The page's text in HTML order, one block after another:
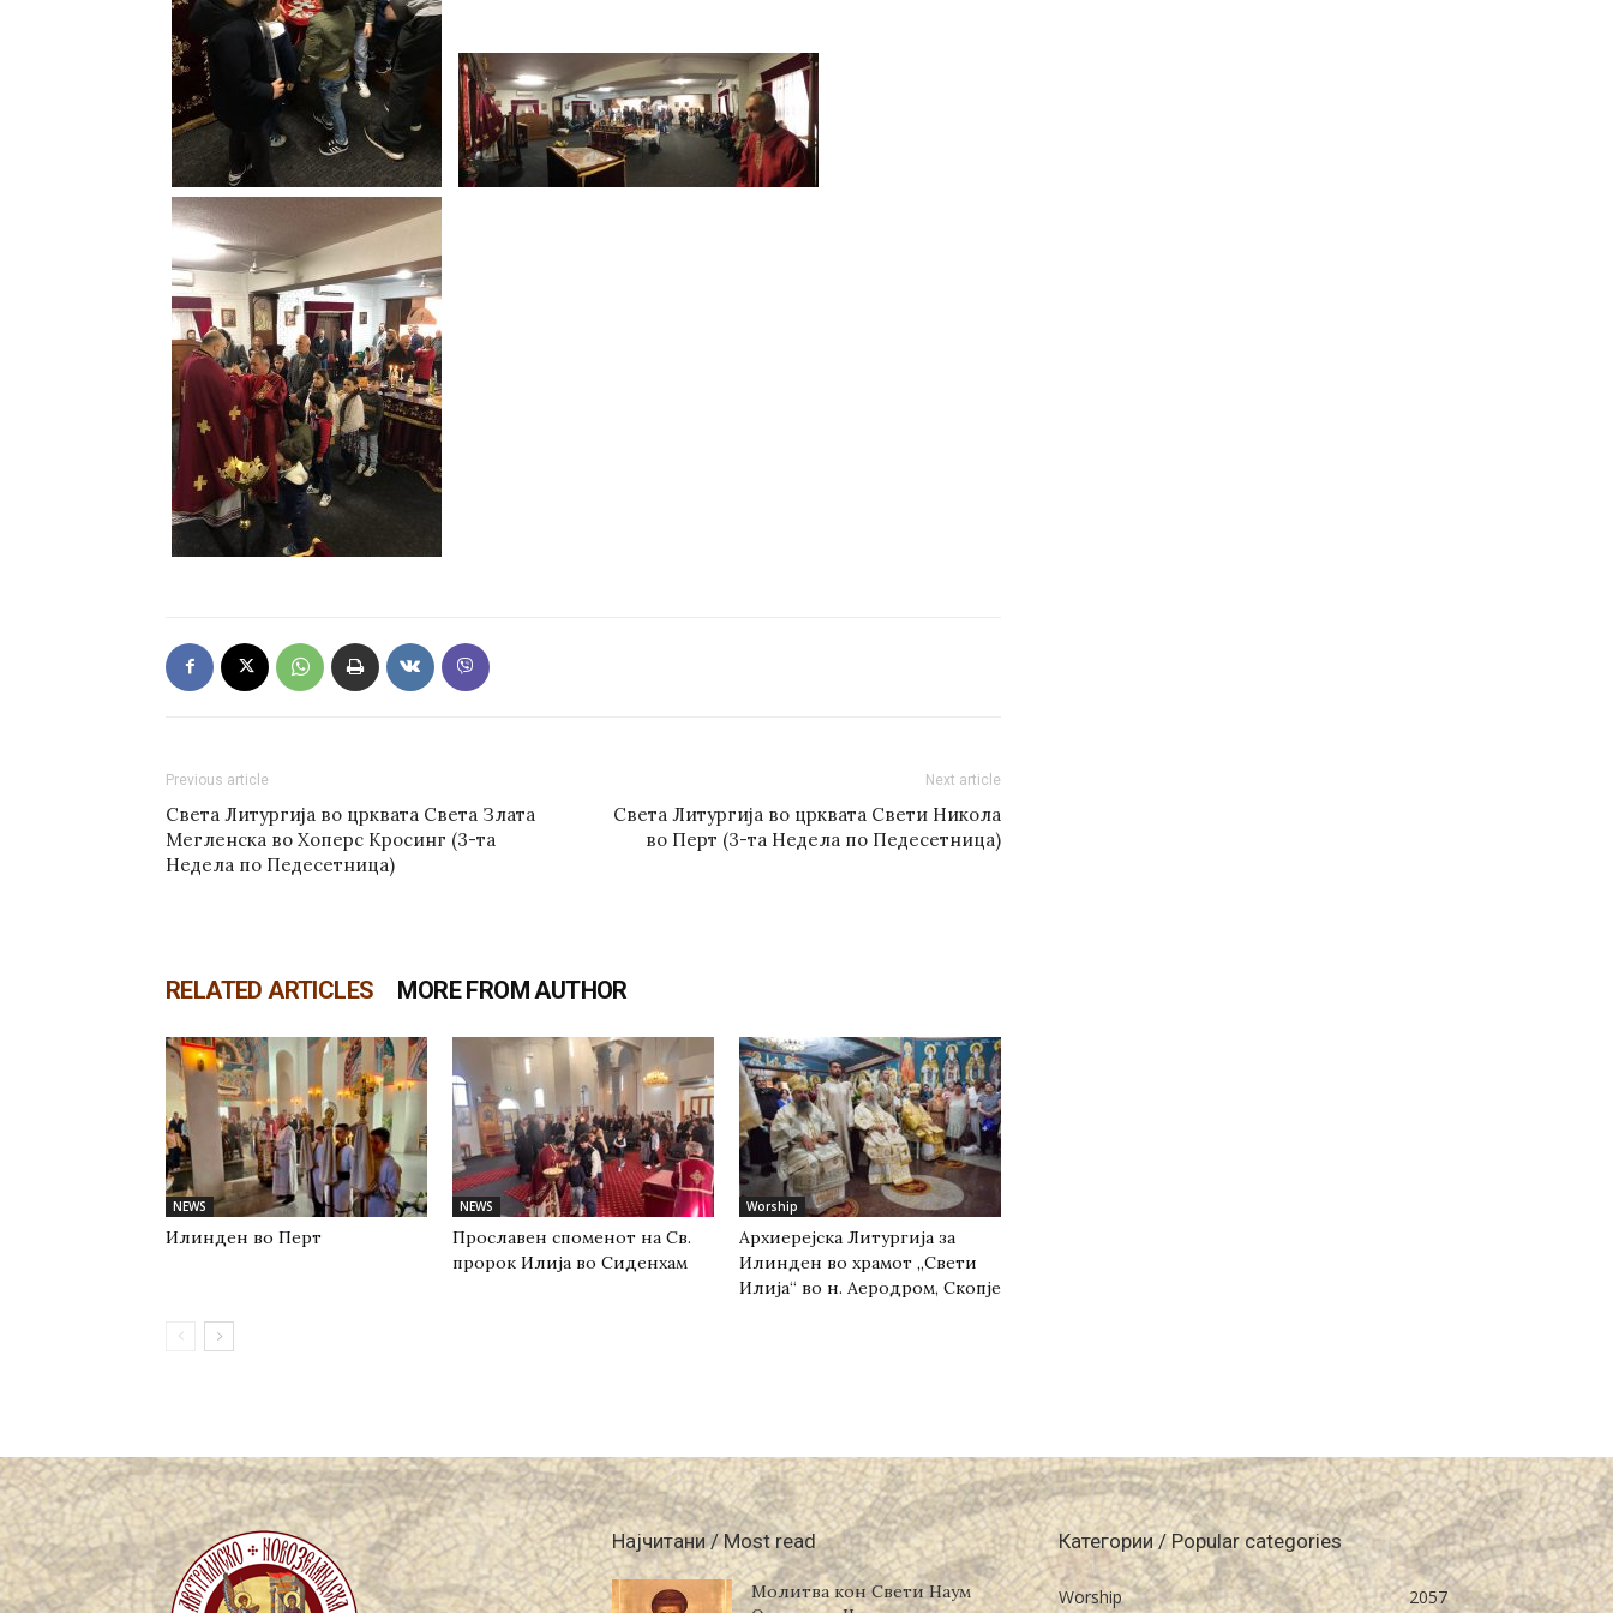
Previous article
Света Литургија во црквата Света Злата
Мегленска во Хоперс Кросинг (3-та
Недела по Педесетница)
Next article
Света Литургија во црквата Свети Никола
во Перт (3-та Недела по Педесетница)
RELATED ARTICLES MORE FROM AUTHOR
NEWS
Илинден во Перт
NEWS
Прославен споменот на Св.
пророк Илија во Сиденхам
Worship
Архиерејска Литургија за
Илинден во храмот „Свети
Илија“ во н. Аеродром, Скопје
Најчитани / Most read
Молитва кон Свети Наум
Категории / Popular categories
Worship 2057